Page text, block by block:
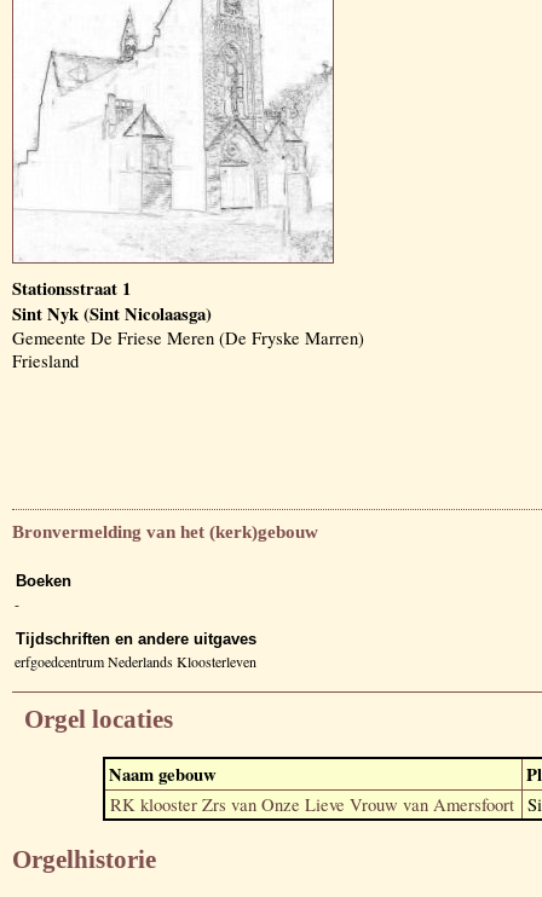
Stationsstraat 1
Sint Nyk (Sint Nicolaasga)
Gemeente De Friese Meren (De Fryske Marren)
Friesland
Bronvermelding van het (kerk)gebouw
Boeken
-
Tijdschriften en andere uitgaves
erfgoedcentrum Nederlands Kloosterleven
Orgel locaties
Naam gebouw
RK klooster Zrs van Onze Lieve Vrouw van Amersfoort
Orgelhistorie